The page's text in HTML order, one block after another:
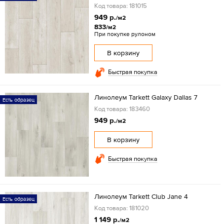
Код товара: 181015
949 р./м2
833/м2
При покупке рулоном
В корзину
Быстрая покупка
Есть образец Линолеум Tarkett Galaxy Dallas 7
Код товара: 183460
949 р./м2
В корзину
Быстрая покупка
Есть образец Линолеум Tarkett Club Jane 4
Код товара: 181020
1 149 р./м2